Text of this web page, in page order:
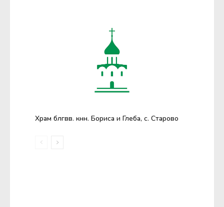
Храм блгвв. кнн. Бориса и Глеба, с. Старово